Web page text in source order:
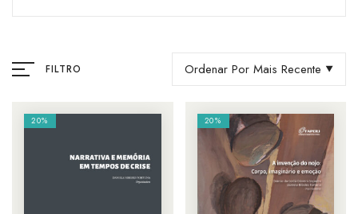
FILTRO Ordenar Por Mais Recente
20% 20%